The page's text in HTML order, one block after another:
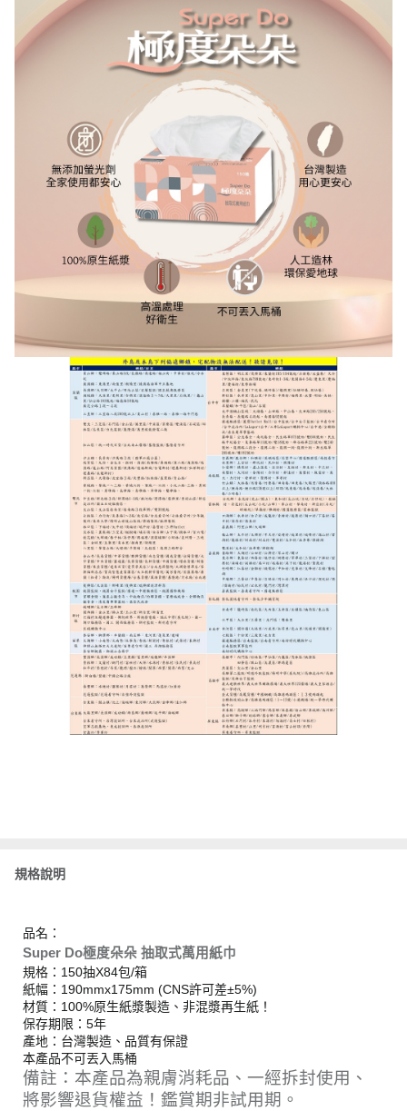
規格說明
品名：
Super Do極度朵朵 抽取式萬用紙巾
規格：150抽X84包/箱
紙幅：190mmx175mm (CNS許可差±5%)
材質：100%原生紙漿製造、非混漿再生紙！
保存期限：5年
產地：台灣製造、品質有保證
本產品不可丟入馬桶
備註：本產品為親膚消耗品、一經拆封使用、
將影響退貨權益！鑑賞期非試用期。